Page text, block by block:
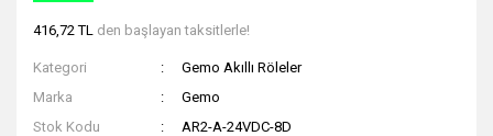
416,72 TL den başlayan taksitlerle!
Kategori
Gemo Akıllı Röleler
Marka
Gemo
Stok Kodu
AR2-A-24VDC-8D